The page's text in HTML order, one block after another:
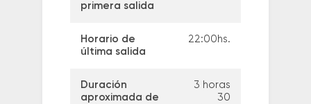
primera salida
Horario de
última salida
22:00hs.
Duración
aproximada de
3 horas
30